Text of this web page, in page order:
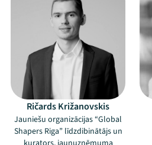
Ričards Križanovskis
Jauniešu organizācijas “Global
Shapers Riga” līdzdibinātājs un